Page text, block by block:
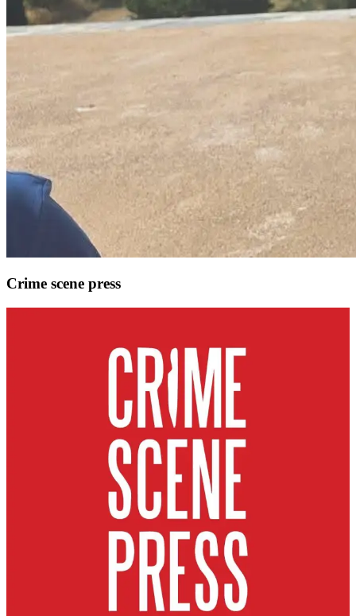
Crime scene press